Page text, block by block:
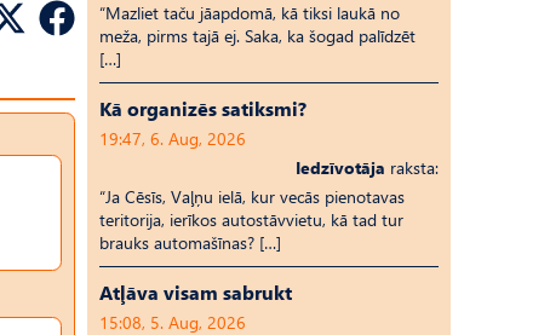
“Mazliet taču jāapdomā, kā tiksi laukā no
meža, pirms tajā ej. Saka, ka šogad palīdzēt
[…]
Kā organizēs satiksmi?
19:47, 6. Aug, 2026
Iedzīvotāja raksta:
“Ja Cēsīs, Vaļņu ielā, kur vecās pienotavas
teritorija, ierīkos autostāvvietu, kā tad tur
brauks automašīnas? […]
Atļāva visam sabrukt
15:08, 5. Aug, 2026